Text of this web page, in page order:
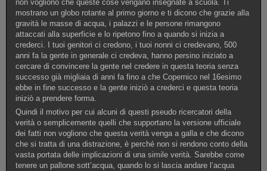
non vogliono che queste cose vengano insegnate a scuola. Ti
mostrano un globo rotante al primo giorno e ti dicono che grazie alla
gravità le masse di acqua, i palazzi e le persone rimangono
attaccati alla superficie e lo ripetono fino a quando si inizia a
crederci. I tuoi genitori ci credono, i tuoi nonni ci credevano, 500
anni fa la gente in generale ci credeva, hanno persino iniziato a
cercare di convincere la gente nel credere in questa teoria senza
successo già migliaia di anni fa fino a che Copernico nel 16esimo
ebbe in fine successo e la gente iniziò a crederci e questa teoria
iniziò a prendere forma.
Quindi il motivo per cui alcuni di questi pseudo ricercatori della
verità o semplicemente quelli che supportano la versione ufficiale
dei fatti non vogliono che questa verità venga a galla e che dicono
che si tratta di una distrazione, è perché non si rendono conto della
vasta portata delle implicazioni di una simile verità. Sarebbe come
tenere un pallone sott’acqua, quando lo si lascia andare l’acqua